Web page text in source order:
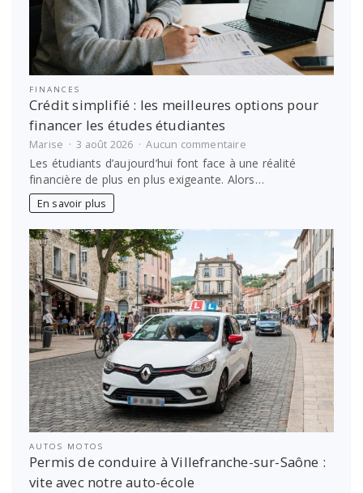
FINANCES
Crédit simplifié : les meilleures options pour
financer les études étudiantes
Marise 3 août 2026 Aucun commentairesur
Crédit
simplifié
:
options
financer
études
étudiantes
Les étudiants d’aujourd’hui font face à une réalité
financière de plus en plus exigeante. Alors…
En savoir plus
AUTOS MOTOS
Permis de conduire à Villefranche-sur-Saône :
vite avec notre auto-école